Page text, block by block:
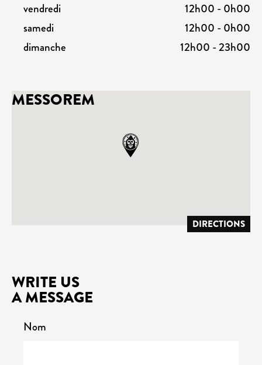
vendredi
12h00 - 0h00
samedi
12h00 - 0h00
dimanche
12h00 - 23h00
MESSOREM
DIRECTIONS
WRITE US
A MESSAGE
Nom